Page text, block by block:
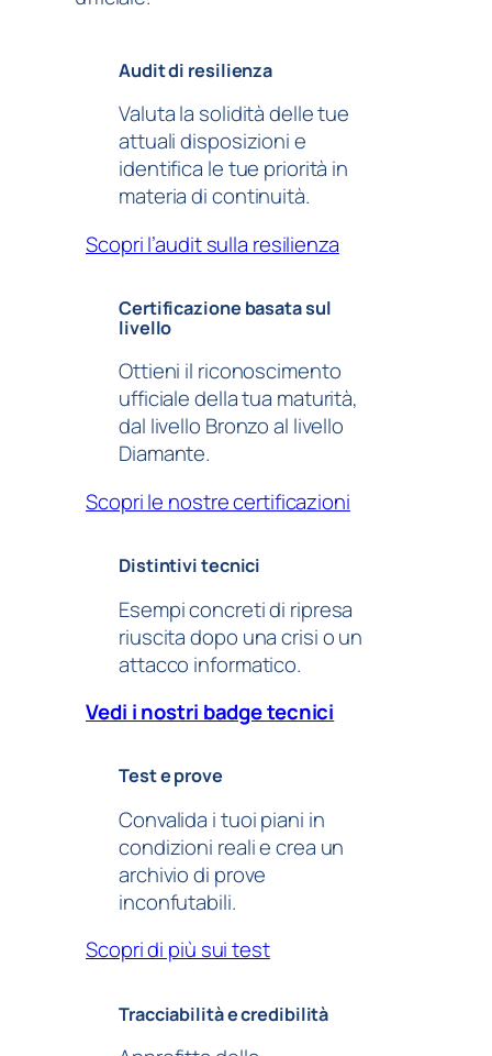
Audit di resilienza
Valuta la solidità delle tue
attuali disposizioni e
identifica le tue priorità in
materia di continuità.
Scopri l’audit sulla resilienza
Certificazione basata sul
livello
Ottieni il riconoscimento
ufficiale della tua maturità,
dal livello Bronzo al livello
Diamante.
Scopri le nostre certificazioni
Distintivi tecnici
Esempi concreti di ripresa
riuscita dopo una crisi o un
attacco informatico.
Vedi i nostri badge tecnici
Test e prove
Convalida i tuoi piani in
condizioni reali e crea un
archivio di prove
inconfutabili.
Scopri di più sui test
Tracciabilità e credibilità